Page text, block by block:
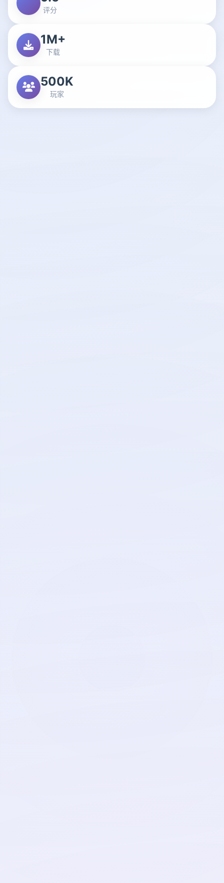
评分
1M+
下载
500K
玩家